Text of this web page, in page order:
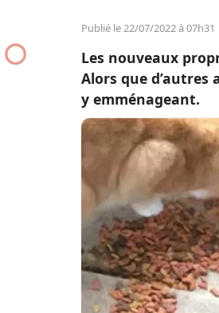
Publié le 22/07/2022 à 07h31
Les nouveaux
Alors que
y emménageant.